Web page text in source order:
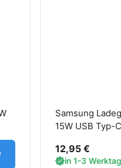
in den Warenkorb
Samsung
15W USB Typ-
12,95 €
in 1-3